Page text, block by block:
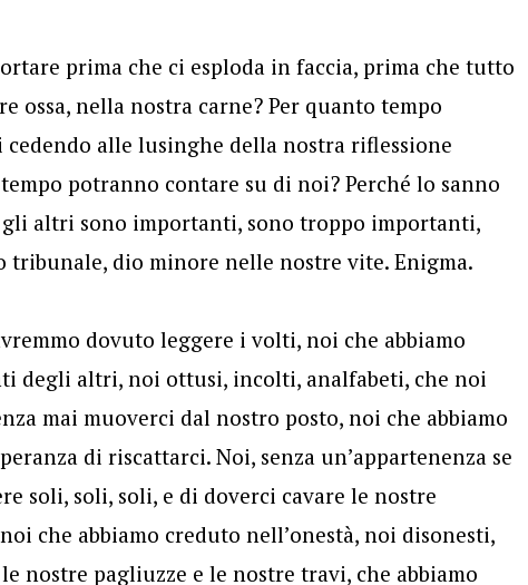
prima che ci esploda in faccia, prima che tutto
ossa, nella nostra carne? Per quanto tempo
alle lusinghe della nostra riflessione
potranno contare su di noi? Perché lo sanno
altri sono importanti, sono troppo importanti,
tribunale, dio minore nelle nostre vite. Enigma.
dovuto leggere i volti, noi che abbiamo
degli altri, noi ottusi, incolti, analfabeti, che noi
mai muoverci dal nostro posto, noi che abbiamo
di riscattarci. Noi, senza un’appartenenza se
soli, soli, soli, e di doverci cavare le nostre
che abbiamo creduto nell’onestà, noi disonesti,
nostre pagliuzze e le nostre travi, che abbiamo